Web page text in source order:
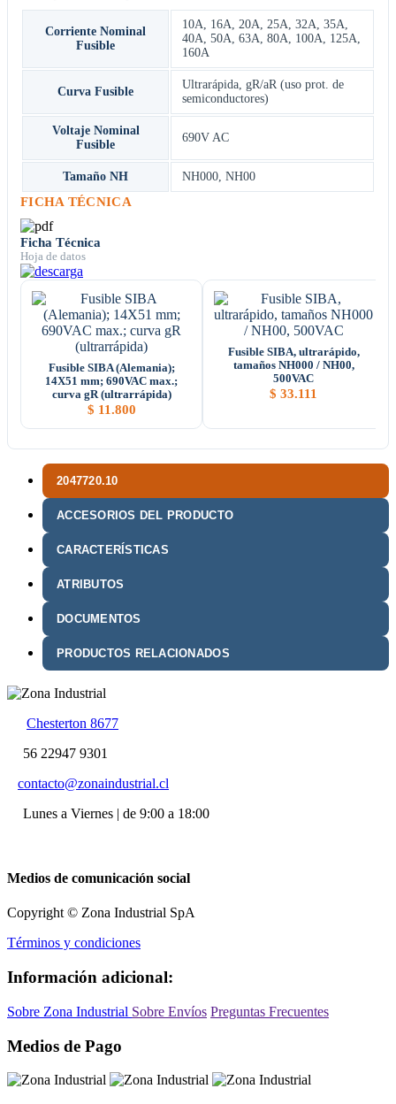
2047720.10
ACCESORIOS DEL PRODUCTO
CARACTERÍSTICAS
ATRIBUTOS
DOCUMENTOS
PRODUCTOS RELACIONADOS
Corriente Nominal
Fusible
10A 16A 20A 25A 32A 35A
40A 50A 63A 80A 100A 125A
160A
Curva Fusible
Ultrarápida, gR/aR (uso prot. de
semiconductores)
Voltaje Nominal
Fusible
690V AC
Tamaño NH NH000 NH00
FICHA TÉCNICA
Ficha Técnica
Hoja de datos
Fusible SIBA (Alemania);
14X51 mm; 690VAC max.;
curva gR (ultrarrápida)
$ 11.800
Fusible SIBA, ultrarápido,
tamaños NH000 / NH00,
500VAC
$ 33.111
Chesterton 8677
56 22947 9301
contacto@zonaindustrial.cl
Lunes a Viernes | de 9:00 a 18:00
Medios de comunicación social
Copyright © Zona Industrial SpA
Términos y condiciones
Información adicional:
Sobre Zona Industrial Sobre Envíos Preguntas Frecuentes
Medios de Pago